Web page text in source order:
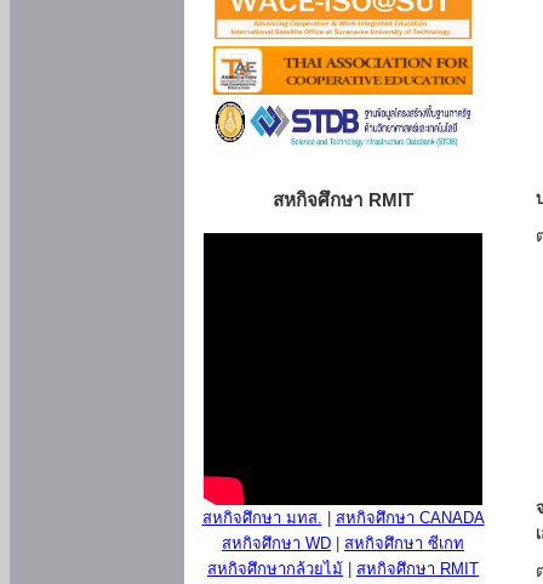
สหกิจศึกษา RMIT
สหกิจศึกษา มทส.
สหกิจศึกษา CANADA
สหกิจศึกษา WD
สหกิจศึกษา ซีเกท
สหกิจศึกษากล้วยไม้
สหกิจศึกษา RMIT